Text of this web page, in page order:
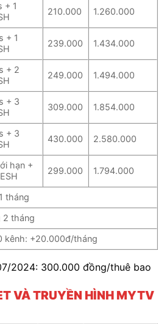
+ 1
210.000 1.260.000
+ 1
239.000 1.434.000
+ 2
249.000 1.494.000
+ 3
309.000 1.854.000
+ 3
430.000 2.580.000
hạn +
299.000 1.794.000
tháng
2 tháng
kênh: +20.000đ/tháng
2024: 300.000 đồng/thuê bao
VÀ TRUYỀN HÌNH MYTV